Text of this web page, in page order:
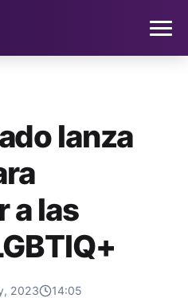
SOMOS
lanza
a las
2023 14:05